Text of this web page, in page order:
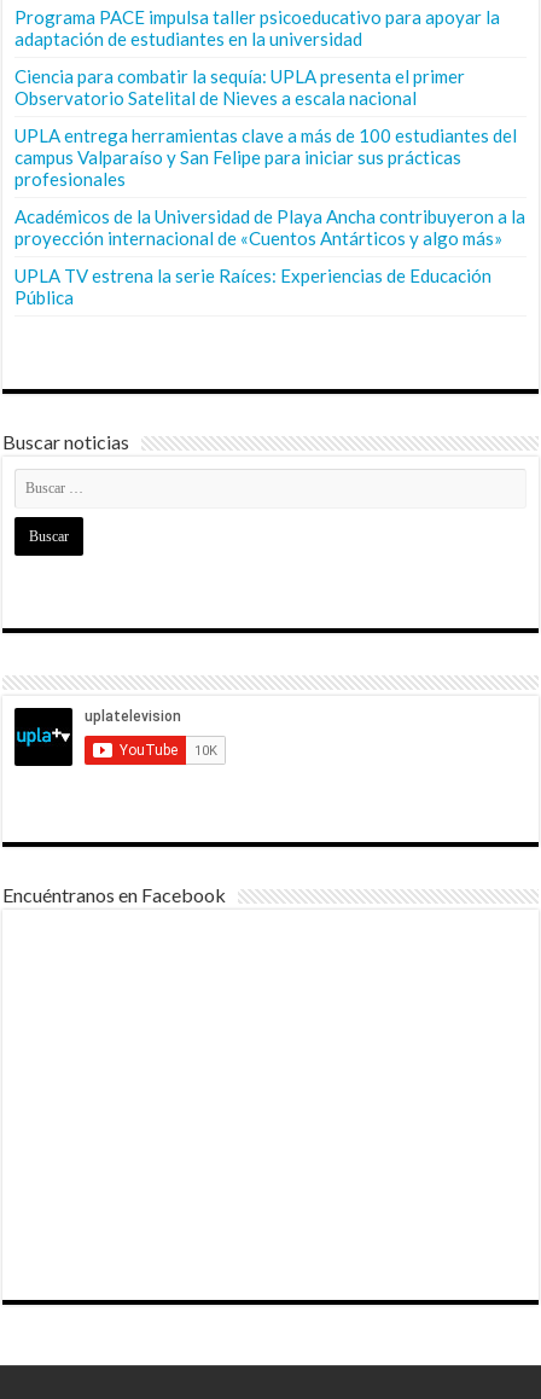
Programa PACE impulsa taller psicoeducativo para apoyar la
adaptación de estudiantes en la universidad
Ciencia para combatir la sequía: UPLA presenta el primer
Observatorio Satelital de Nieves a escala nacional
UPLA entrega herramientas clave a más de 100 estudiantes del
campus Valparaíso y San Felipe para iniciar sus prácticas
profesionales
Académicos de la Universidad de Playa Ancha contribuyeron a la
proyección internacional de «Cuentos Antárticos y algo más»
UPLA TV estrena la serie Raíces: Experiencias de Educación
Pública
Buscar noticias
Encuéntranos en Facebook